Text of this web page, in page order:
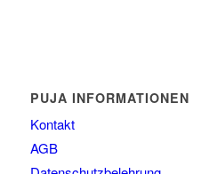
PUJA INFORMATIONEN
Kontakt
AGB